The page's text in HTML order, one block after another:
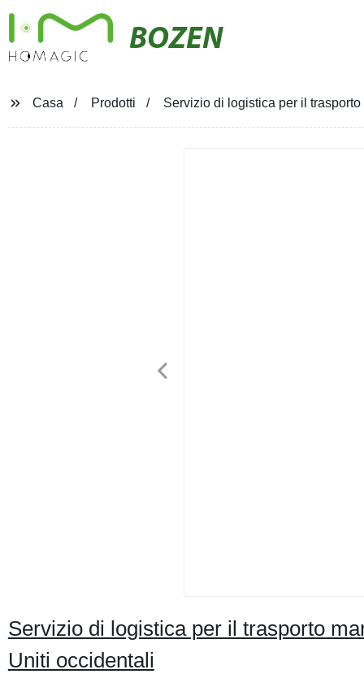
BOZEN
Casa Prodotti Servizio di logistica per il
Servizio di logistica per il trasporto
Uniti occidentali